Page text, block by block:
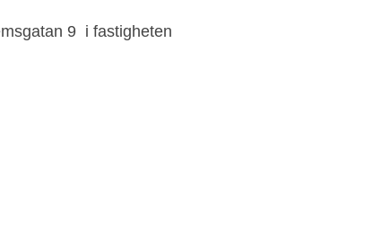
9 i fastigheten